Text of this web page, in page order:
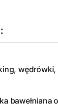
bawełniana